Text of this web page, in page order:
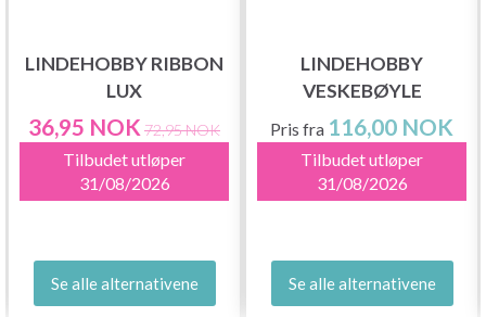
LINDEHOBBY RIBBON
LUX
36,95 NOK 72,95 NOK
Tilbudet utløper
31/08/2026
Se alle alternativene
LINDEHOBBY
VESKEBØYLE
Pris fra 116,00 NOK
Tilbudet utløper
31/08/2026
Se alle alternativene